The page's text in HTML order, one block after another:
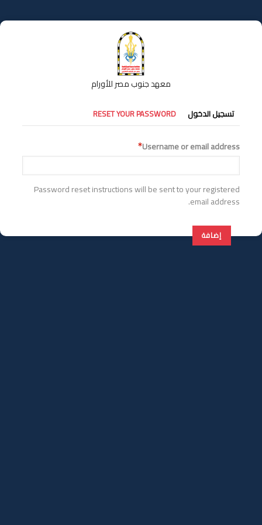
إلى
المحتوى
معهد جنوب مصر للأورام
التبويبات
الأساسية
تسجيل الدخول RESET YOUR PASSWORD
Username or email address
Password reset instructions will be sent to your registered
email address.